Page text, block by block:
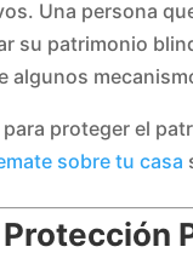
Una persona
su patrimonio
proteger el
sobre tu casa